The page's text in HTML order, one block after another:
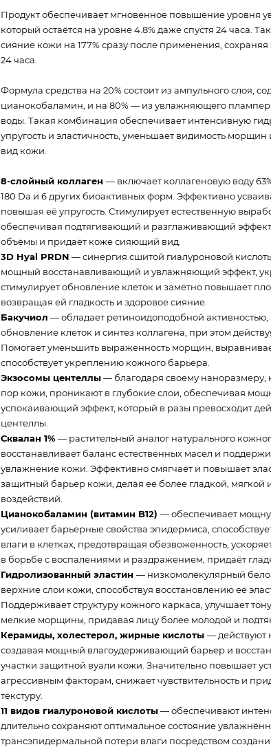
Продукт обеспечивает мгновенное повышение уровня
который остаётся на уровне 4.8% даже спустя 24 часа.
сияние кожи на 177% сразу после применения, сохраняя
24 часа.
Формула средства на 20% состоит из ампульного слоя,
цианокобаламин, и на 80% — из увлажняющего
воды. Такая комбинация обеспечивает интенсивную
упругость и эластичность, уменьшает видимость
вид кожи.
8-слойный коллаген — включает коллагеновую воду
180 Da и 6 других биоактивных форм. Эффективно
повышая её упругость. Стимулирует естественную
обеспечивая подтягивающий и разглаживающий
объёмы и придаёт коже сияющий вид.
3D Hyal PRDN — синергия сшитой гиалуроновой
мощный восстанавливающий и увлажняющий эффект,
стимулирует обновление клеток и заметно повышает
возвращая ей гладкость и здоровое сияние.
Бакучиол — обладает ретиноидоподобной активностью,
обновление клеток и синтез коллагена, при этом
Помогает уменьшить выраженность морщин,
способствует укреплению кожного барьера.
Экзосомы центеллы— благодаря своему
пор кожи, проникают в глубокие слои, обеспечивая
успокаивающий эффект, который в разы превосходит
центеллы.
Сквалан 1% — растительный аналог натурального
восстанавливает баланс естественных масел и
увлажнение кожи. Эффективно смягчает и повышает
защитный барьер кожи, делая её более гладкой,
воздействий.
Цианокобаламин (витамин B12) — обеспечивает
усиливает барьерные свойства эпидермиса,
влаги в клетках, предотвращая обезвоженность,
в борьбе с воспалениями и раздражением, придаёт
Гидролизованный эластин — низкомолекулярный
верхние слои кожи, способствуя восстановлению её
Поддерживает структуру кожного каркаса, улучшает
мелкие морщины, придавая лицу более молодой и
Керамиды, холестерол, жирные кислоты — действуют
создавая мощный влагоудерживающий барьер и
участки защитной вуали кожи. Значительно повышает
агрессивным факторам, снижает чувствительность и
текстуру.
11 видов гиалуроновой кислоты— обеспечивают
длительно сохраняют оптимальное состояние
трансэпидермальной потери влаги посредством